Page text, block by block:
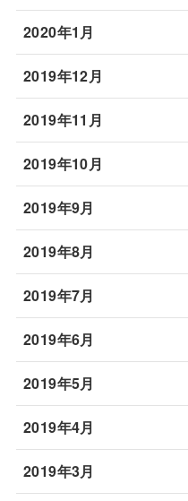
2020年1月
2019年12月
2019年11月
2019年10月
2019年9月
2019年8月
2019年7月
2019年6月
2019年5月
2019年4月
2019年3月